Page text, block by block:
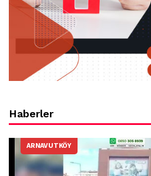
Haberler
ARNAVUTKÖY